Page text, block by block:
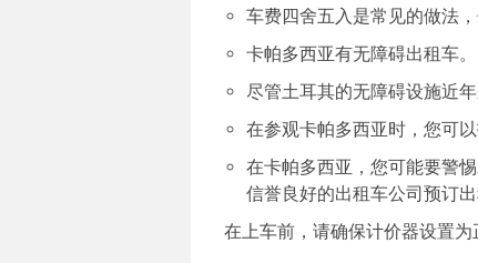
车费四舍五入是常见的做法
卡帕多西亚有无障碍出租车。
尽管土耳其的无障碍设施近
在参观卡帕多西亚时，您可
在卡帕多西亚，您可能要警
信誉良好的出租车公司预订出
在上车前，请确保计价器设置